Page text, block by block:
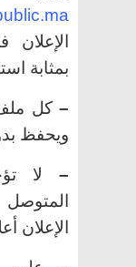
الإعلان
بمثابة
– كل ملف
ويحفظ
– لا
الإعلان